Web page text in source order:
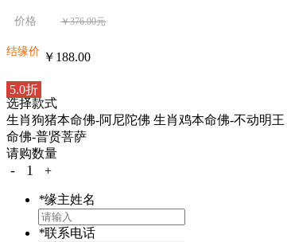
价格 ￥376.00元
结缘价 ￥188.00
5.0折
选择款式
生肖狗猪本命佛-阿尼陀佛 生肖鸡本命佛-不动明王
命佛-普贤菩萨
请购数量
- 1 +
*缘主姓名
*联系电话